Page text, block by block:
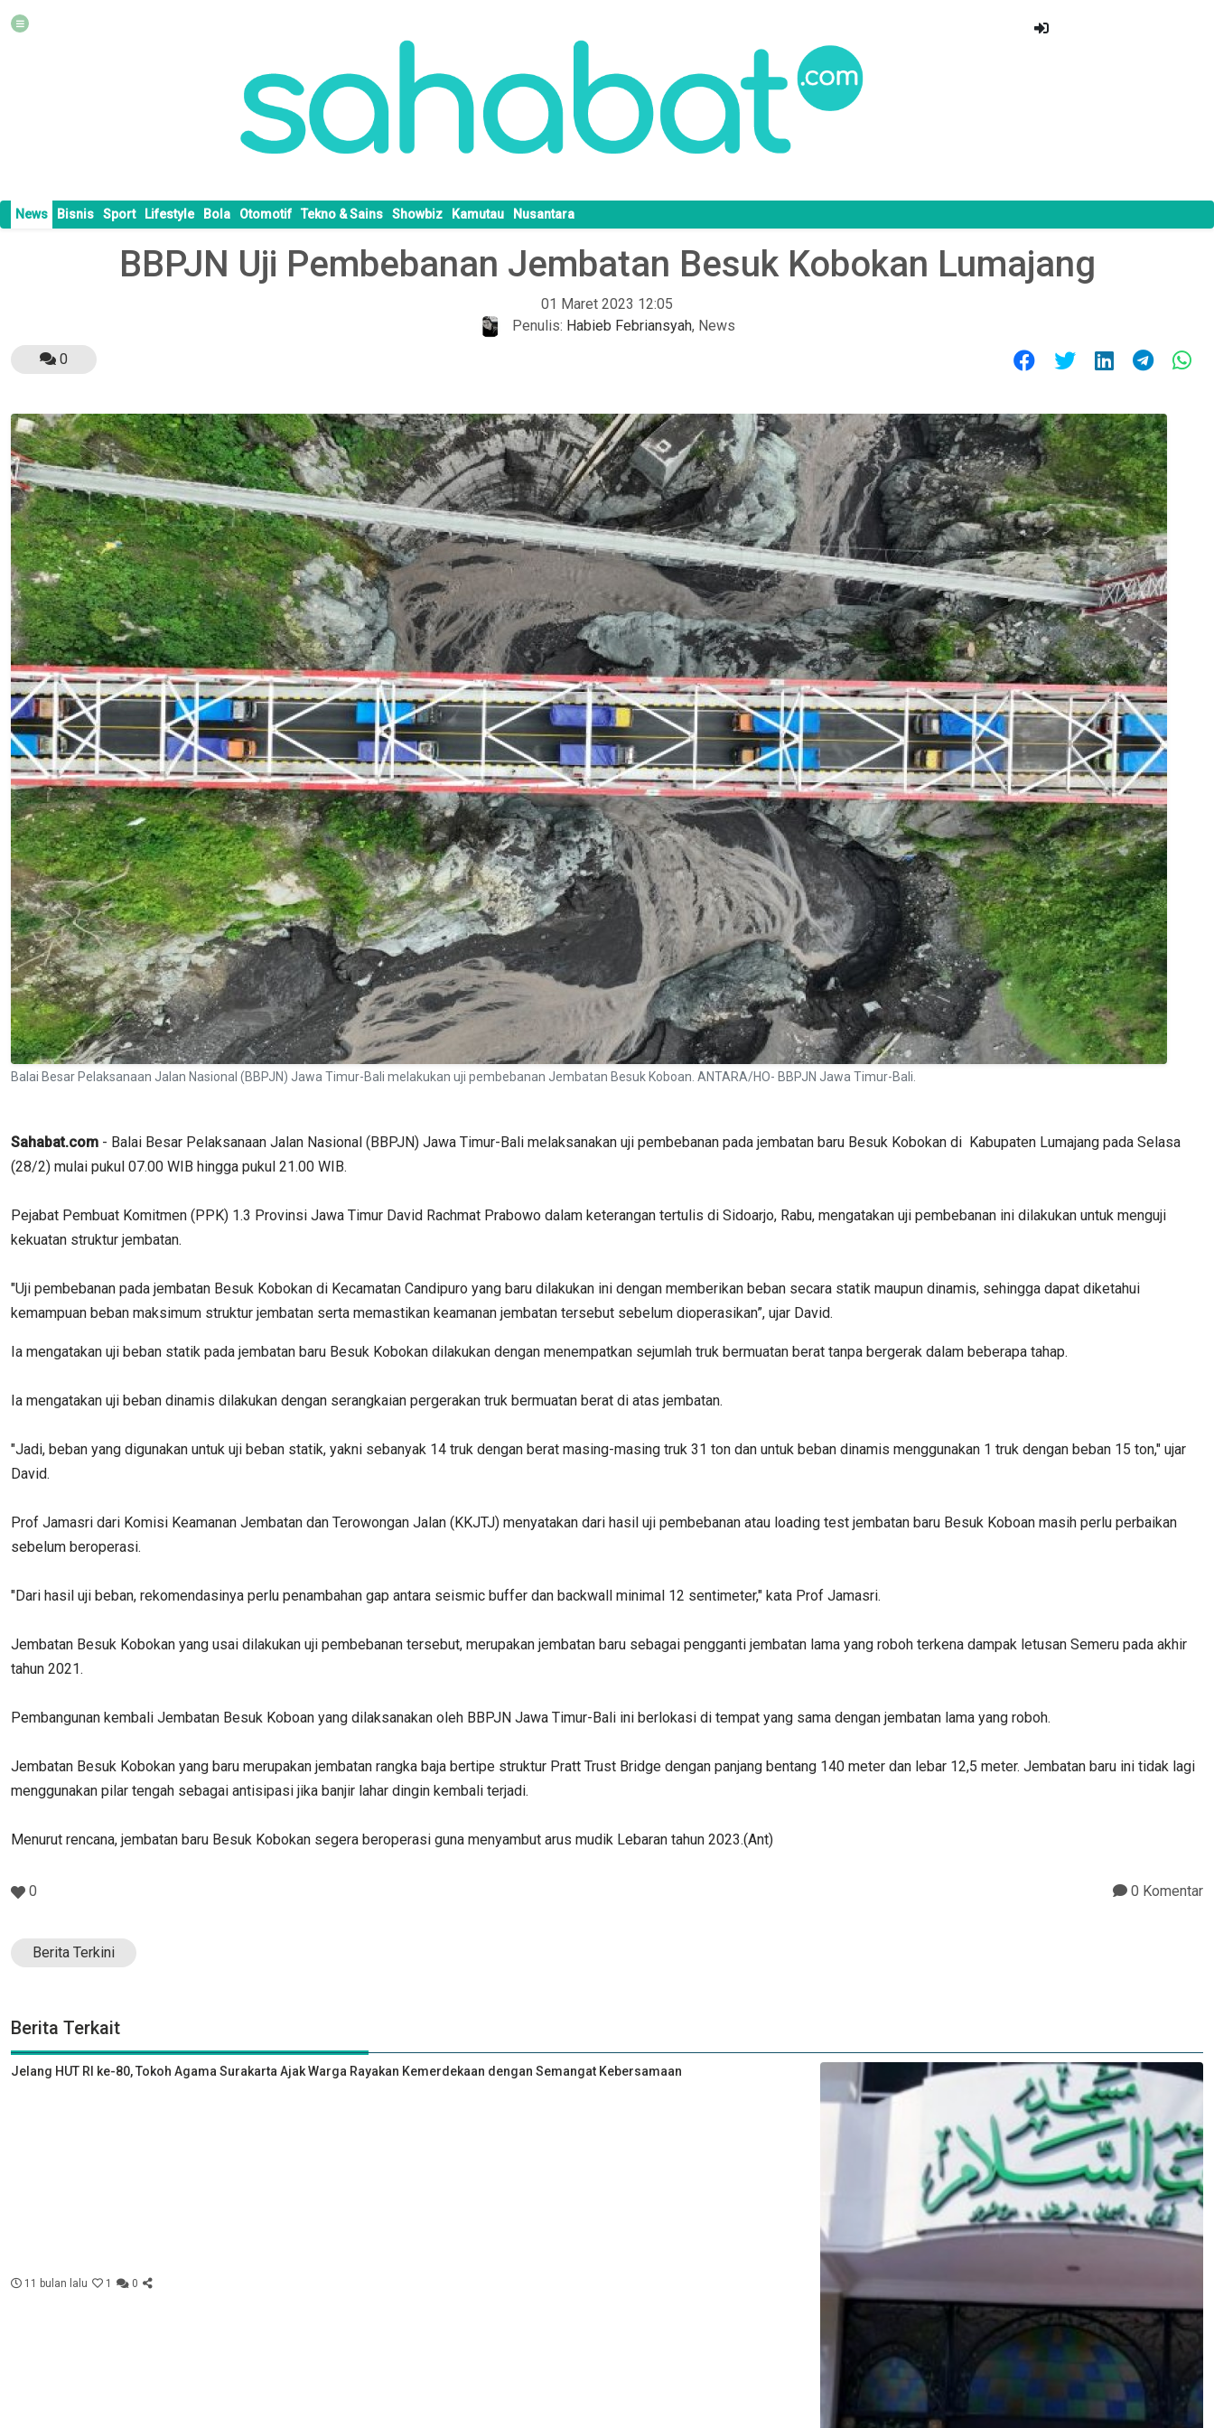
News Bisnis Sport Lifestyle Bola Otomotif Tekno & Sains Showbiz Kamutau Nusantara
BBPJN Uji Pembebanan Jembatan Besuk Kobokan Lumajang
01 Maret 2023 12:05
Penulis: Habieb Febriansyah, News
0
Balai Besar Pelaksanaan Jalan Nasional (BBPJN) Jawa Timur-Bali melakukan uji pembebanan Jembatan Besuk Koboan. ANTARA/HO- BBPJN Jawa Timur-Bali.
Sahabat.com - Balai Besar Pelaksanaan Jalan Nasional (BBPJN) Jawa Timur-Bali melaksanakan uji pembebanan pada jembatan baru Besuk Kobokan di Kabupaten Lumajang pada Selasa
(28/2) mulai pukul 07.00 WIB hingga pukul 21.00 WIB.
Pejabat Pembuat Komitmen (PPK) 1.3 Provinsi Jawa Timur David Rachmat Prabowo dalam keterangan tertulis di Sidoarjo, Rabu, mengatakan uji pembebanan ini dilakukan untuk menguji
kekuatan struktur jembatan.
"Uji pembebanan pada jembatan Besuk Kobokan di Kecamatan Candipuro yang baru dilakukan ini dengan memberikan beban secara statik maupun dinamis, sehingga dapat diketahui
kemampuan beban maksimum struktur jembatan serta memastikan keamanan jembatan tersebut sebelum dioperasikan”, ujar David.
Ia mengatakan uji beban statik pada jembatan baru Besuk Kobokan dilakukan dengan menempatkan sejumlah truk bermuatan berat tanpa bergerak dalam beberapa tahap.
Ia mengatakan uji beban dinamis dilakukan dengan serangkaian pergerakan truk bermuatan berat di atas jembatan.
"Jadi, beban yang digunakan untuk uji beban statik, yakni sebanyak 14 truk dengan berat masing-masing truk 31 ton dan untuk beban dinamis menggunakan 1 truk dengan beban 15 ton," ujar
David.
Prof Jamasri dari Komisi Keamanan Jembatan dan Terowongan Jalan (KKJTJ) menyatakan dari hasil uji pembebanan atau loading test jembatan baru Besuk Koboan masih perlu perbaikan
sebelum beroperasi.
"Dari hasil uji beban, rekomendasinya perlu penambahan gap antara seismic buffer dan backwall minimal 12 sentimeter," kata Prof Jamasri.
Jembatan Besuk Kobokan yang usai dilakukan uji pembebanan tersebut, merupakan jembatan baru sebagai pengganti jembatan lama yang roboh terkena dampak letusan Semeru pada akhir
tahun 2021.
Pembangunan kembali Jembatan Besuk Koboan yang dilaksanakan oleh BBPJN Jawa Timur-Bali ini berlokasi di tempat yang sama dengan jembatan lama yang roboh.
Jembatan Besuk Kobokan yang baru merupakan jembatan rangka baja bertipe struktur Pratt Trust Bridge dengan panjang bentang 140 meter dan lebar 12,5 meter. Jembatan baru ini tidak lagi
menggunakan pilar tengah sebagai antisipasi jika banjir lahar dingin kembali terjadi.
Menurut rencana, jembatan baru Besuk Kobokan segera beroperasi guna menyambut arus mudik Lebaran tahun 2023.(Ant)
0 0 Komentar
Berita Terkini
Berita Terkait
Jelang HUT RI ke-80, Tokoh Agama Surakarta Ajak Warga Rayakan Kemerdekaan dengan Semangat Kebersamaan
11 bulan lalu 1 0